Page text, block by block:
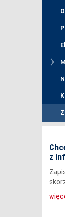
z